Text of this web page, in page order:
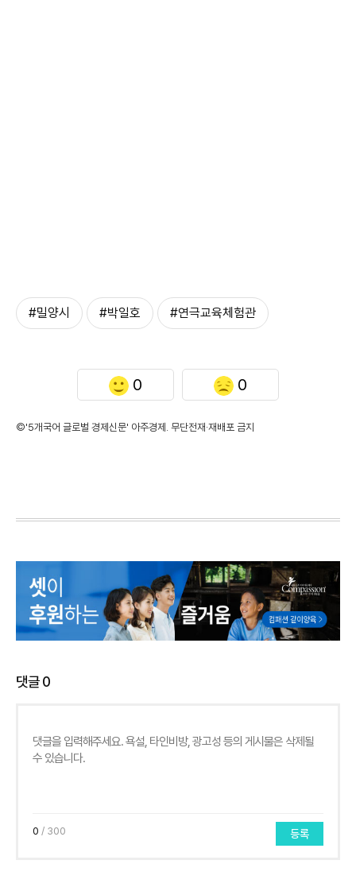
#밀양시 #박일호 #연극교육체험관
0 0
©'5개국어 글로벌 경제신문' 아주경제. 무단전재·재배포 금지
댓글0
0 / 300 등록